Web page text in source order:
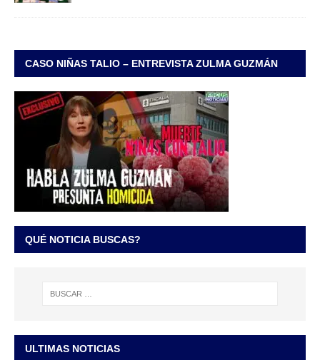
CASO NIÑAS TALIO – ENTREVISTA ZULMA GUZMÁN
QUÉ NOTICIA BUSCAS?
ULTIMAS NOTICIAS